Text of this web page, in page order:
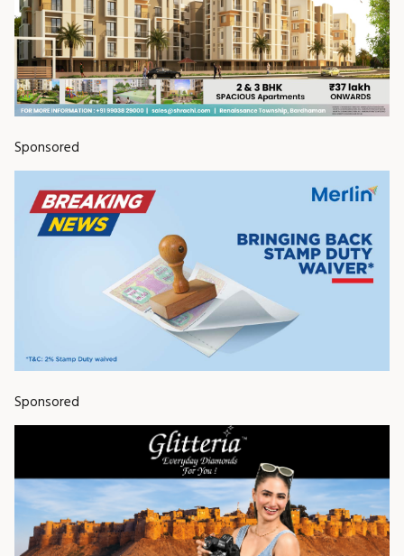
Sponsored
Sponsored